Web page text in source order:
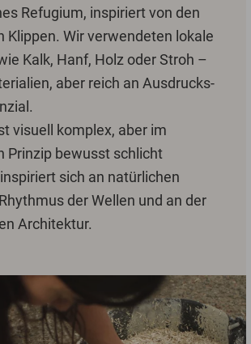
Refugium, inspiriert von den
Klippen. Wir verwendeten lokale
Kalk, Hanf, Holz oder Stroh –
aber reich an Ausdrucks-
visuell komplex, aber im
Prinzip bewusst schlicht
sich an natürlichen
der Wellen und an der
Architektur.